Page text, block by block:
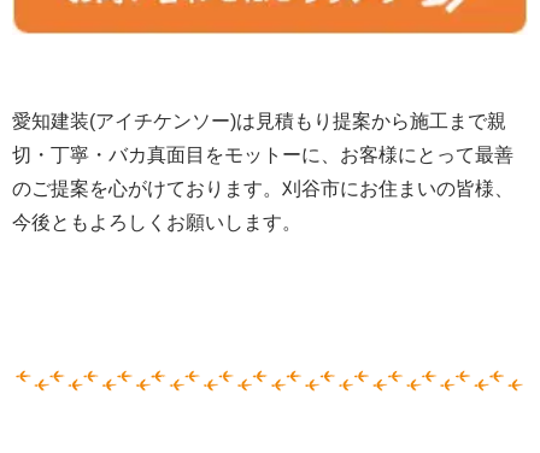
愛知建装(アイチケンソー)は見積もり提案から施工まで親
切・丁寧・バカ真面目をモットーに、お客様にとって最善
のご提案を心がけております。刈谷市にお住まいの皆様、
今後ともよろしくお願いします。